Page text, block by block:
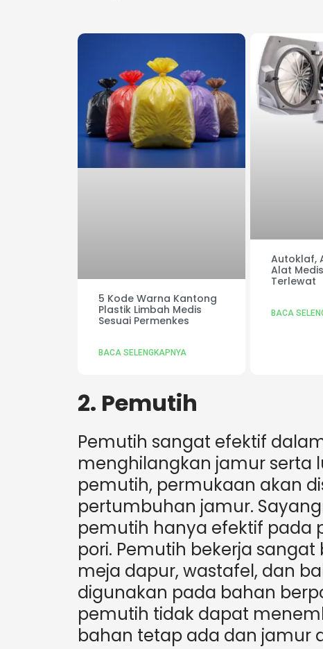
5 Kode Warna Kantong
Plastik Limbah Medis
Sesuai Permenkes
BACA SELENGKAPNYA
Autoklaf,
Alat
Terlewat
BACA
2. Pemutih
Pemutih sangat efektif
menghilangkan jamur serta
pemutih, permukaan akan
pertumbuhan jamur.
pemutih hanya efektif pada
pori. Pemutih bekerja
meja dapur, wastafel, dan
digunakan pada bahan
pemutih tidak dapat
bahan tetap ada dan jamur